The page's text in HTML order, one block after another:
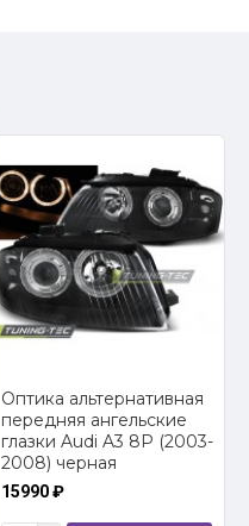
Оптика альтернативная
передняя ангельские
глазки Audi A3 8P (2003-
2008) черная
15990 ₽